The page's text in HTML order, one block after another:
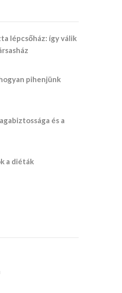
lépcsőház: így válik
pihenjünk
és a
a diéták